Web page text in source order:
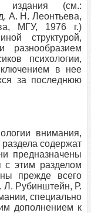
издания (см.:
А. Н. Леонтьева,
МГУ, 1976 г.)
структурой,
разнообразием
психологии,
в нее
за последнюю
внимания,
содержат
предназначены
с этим разделом
прежде всего
Л. Рубинштейн, Р.
специально
дополнением к